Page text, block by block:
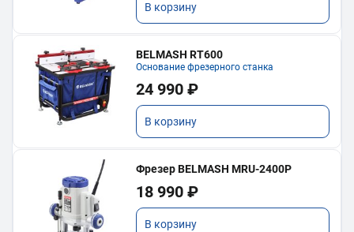
В корзину
BELMASH RT600
Основание фрезерного станка
24 990 ₽
В корзину
Фрезер BELMASH MRU-2400P
18 990 ₽
В корзину